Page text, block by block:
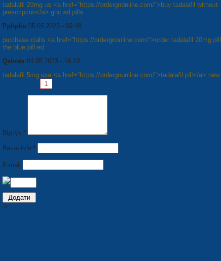
tadalafil 20mg us <a href="https://ordergnonline.com/">buy tadalafil without
prescription</a> gnc ed pills
Pphpku 05.05.2023 - 09:48
purchase cialis <a href="https://ordergnonline.com/">order tadalafil 20mg
the blue pill ed
Qxtvwx 04.05.2023 - 16:13
tadalafil 5mg usa <a href="https://ordergnonline.com/">tadalafil pill</a> new
1
Відгук *
Ваше ім'я *
E-mail
-->